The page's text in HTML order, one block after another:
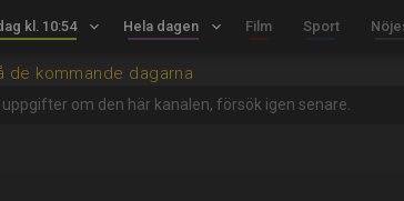
kl. 10:54 keyboard_arrow_down Hela dagen keyboard_arrow_down Film Sport
de kommande dagarna
om den här kanalen, försök igen senare.